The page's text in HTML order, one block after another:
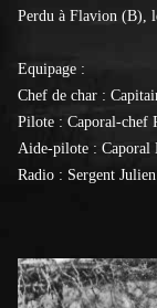
Perdu à Flavion (B),
Equipage :
Chef de char :
Pilote : Caporal-chef
Aide-pilote : Caporal
Radio : Sergent